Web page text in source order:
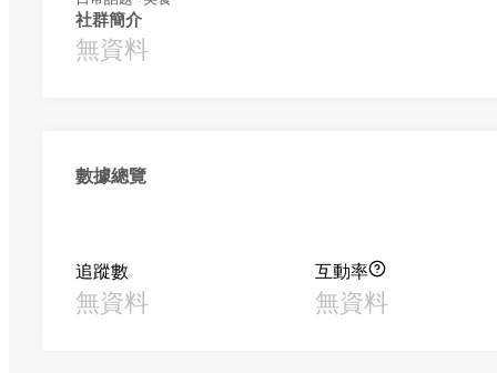
社群簡介
無資料
數據總覽
追蹤數
無資料
互動率
無資料